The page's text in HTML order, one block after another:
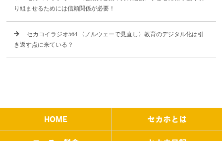
り組ませるためには信頼関係が必要！
セカコイラジオ564 〈ノルウェーで見直し〉教育のデジタル化は引
き返す点に来ている？
HOME セカホとは